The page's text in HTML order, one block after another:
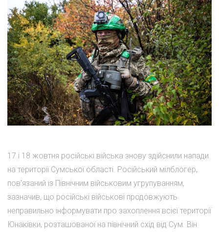
17 і 18 жовтня російські війська знову здійснили напади
на території Сумської області. Російський мілблогер,
пов'язаний із Північним військовим угрупуванням,
зазначив, що російські військові продовжують
неправильно інформувати про захоплення всієї території
Юнаківки, розташованої на північний схід від Сум. Він